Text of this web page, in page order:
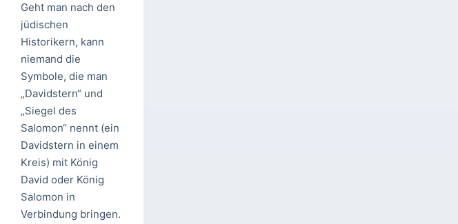
Geht man nach den
jüdischen
Historikern, kann
niemand die
Symbole, die man
„Davidstern“ und
„Siegel des
Salomon“ nennt (ein
Davidstern in einem
Kreis) mit König
David oder König
Salomon in
Verbindung bringen.